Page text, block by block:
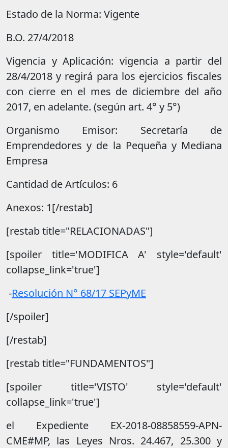
Estado de la Norma: Vigente
B.O. 27/4/2018
Vigencia y Aplicación: vigencia a partir del
28/4/2018 y regirá para los ejercicios fiscales
con cierre en el mes de diciembre del año
2017, en adelante. (según art. 4° y 5°)
Organismo Emisor: Secretaría de
Emprendedores y de la Pequeña y Mediana
Empresa
Cantidad de Artículos: 6
Anexos: 1[/restab]
[restab title="RELACIONADAS"]
[spoiler title='MODIFICA A' style='default'
collapse_link='true']
-Resolución N° 68/17 SEPyME
[/spoiler]
[/restab]
[restab title="FUNDAMENTOS"]
[spoiler title='VISTO' style='default'
collapse_link='true']
el Expediente EX-2018-08858559-APN-
CME#MP, las Leyes Nros. 24.467, 25.300 y